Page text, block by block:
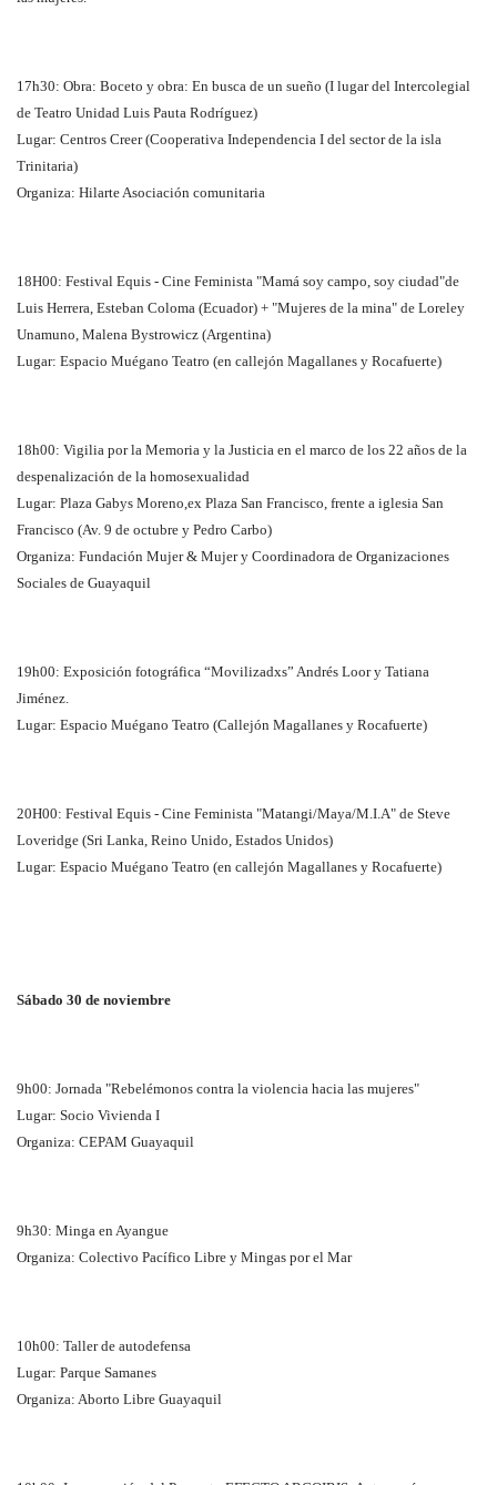
17h30: Obra: Boceto y obra: En busca de un sueño (I lugar del Intercolegial
de Teatro Unidad Luis Pauta Rodríguez)
Lugar: Centros Creer (Cooperativa Independencia I del sector de la isla
Trinitaria)
Organiza: Hilarte Asociación comunitaria
18H00: Festival Equis - Cine Feminista "Mamá soy campo, soy ciudad"de
Luis Herrera, Esteban Coloma (Ecuador) + "Mujeres de la mina" de Loreley
Unamuno, Malena Bystrowicz (Argentina)
Lugar: Espacio Muégano Teatro (en callejón Magallanes y Rocafuerte)
18h00: Vigilia por la Memoria y la Justicia en el marco de los 22 años de la
despenalización de la homosexualidad
Lugar: Plaza Gabys Moreno,ex Plaza San Francisco, frente a iglesia San
Francisco (Av. 9 de octubre y Pedro Carbo)
Organiza: Fundación Mujer & Mujer y Coordinadora de Organizaciones
Sociales de Guayaquil
19h00: Exposición fotográfica “Movilizadxs” Andrés Loor y Tatiana
Jiménez.
Lugar: Espacio Muégano Teatro (Callejón Magallanes y Rocafuerte)
20H00: Festival Equis - Cine Feminista "Matangi/Maya/M.I.A" de Steve
Loveridge (Sri Lanka, Reino Unido, Estados Unidos)
Lugar: Espacio Muégano Teatro (en callejón Magallanes y Rocafuerte)
Sábado 30 de noviembre
9h00: Jornada "Rebelémonos contra la violencia hacia las mujeres"
Lugar: Socio Vivienda I
Organiza: CEPAM Guayaquil
9h30: Minga en Ayangue
Organiza: Colectivo Pacífico Libre y Mingas por el Mar
10h00: Taller de autodefensa
Lugar: Parque Samanes
Organiza: Aborto Libre Guayaquil